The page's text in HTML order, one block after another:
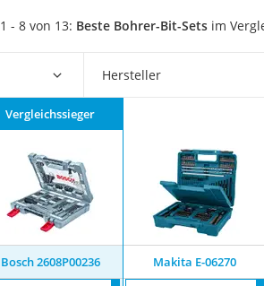
Löschdecke
Winterharte Palmen
1 - 8 von 13: Beste Bohrer-Bit-Sets im
Hersteller
Vergleichssieger
Bosch 2608P00236 Makita E-06270